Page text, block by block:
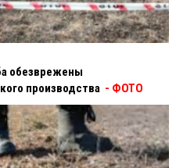
обезврежены
производства - ФОТО